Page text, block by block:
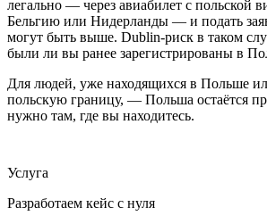
легально — через авиабилет с польской
Бельгию или Нидерланды — и подать
могут быть выше. Dublin-риск в таком
были ли вы ранее зарегистрированы в
Для людей, уже находящихся в Польше
польскую границу, — Польша остаётся
нужно там, где вы находитесь.
Услуга
Разработаем кейс с нуля